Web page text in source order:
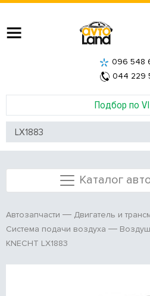
Подбор по
096 548
044 229
Каталог
Автозапчасти
Двигатель и
Система подачи воздуха
KNECHT LX1883